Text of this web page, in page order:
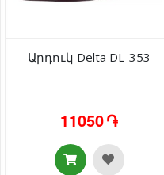
Արդուկ Delta DL-353
11050 ֏